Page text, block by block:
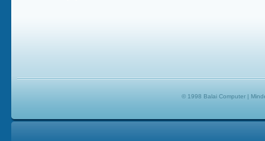
© 1998 Balai Computer|